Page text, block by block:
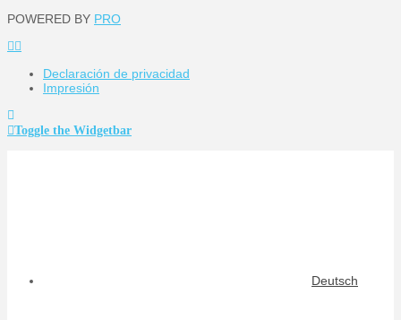
POWERED BY PRO
Declaración de privacidad
Impresión
Toggle the Widgetbar
Deutsch